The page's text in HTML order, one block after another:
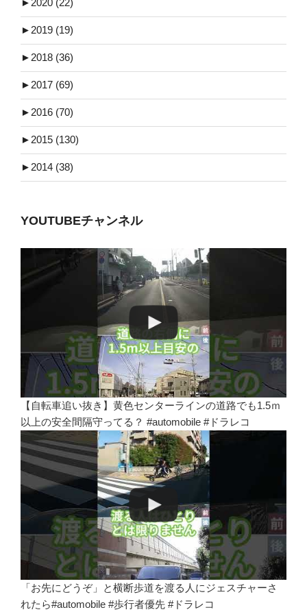
► 2020 (22)
► 2019 (19)
► 2018 (36)
► 2017 (69)
► 2016 (70)
► 2015 (130)
► 2014 (38)
YOUTUBEチャンネル
【自転車追い抜き】黄色センターラインの道路でも1.5ｍ
以上の安全間隔守ってる？ #automobile #ドラレコ
「お先にどうぞ」と横断歩道を渡る人にジェスチャーさ
れたら#automobile #歩行者優先 #ドラレコ